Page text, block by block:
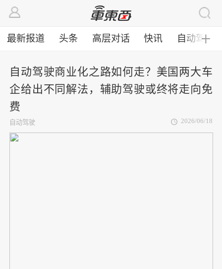
最新报道 头条 高层对话 快讯 自动驾驶
╋
自动驾驶商业化之路如何走？美国两大车
企给出不同解法，辅助驾驶或终将走向免
费
自动驾驶 2026/06/18